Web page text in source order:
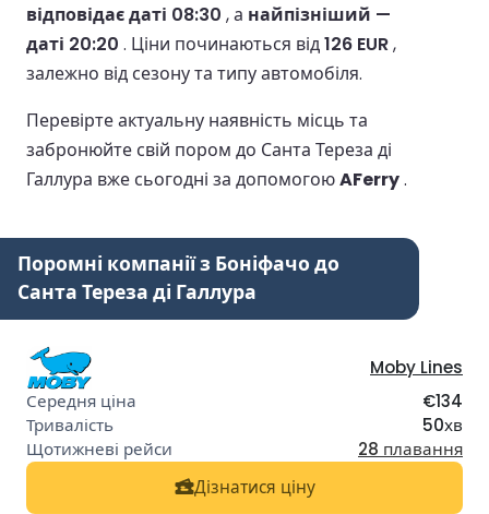
відповідає даті 08:30 , а найпізніший —
даті 20:20 . Ціни починаються від126 EUR,
залежно від сезону та типу автомобіля.
Перевірте актуальну наявність місць та
забронюйте свій пором до Санта Тереза ді
Галлура вже сьогодні за допомогоюAFerry.
Поромні компанії з Боніфачо до
Санта Тереза ді Галлура
Moby Lines
€134
50хв
28 плавання
Дізнатися ціну